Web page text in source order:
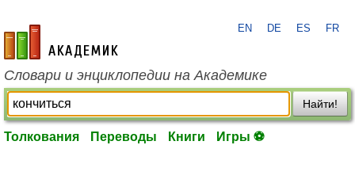
academic.ru
EN DE ES FR
Словари и энциклопедии на Академике
Найти!
Толкования Переводы Книги Игры ⚽